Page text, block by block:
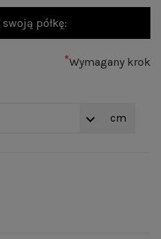
półkę:
*Wymagany krok
cm